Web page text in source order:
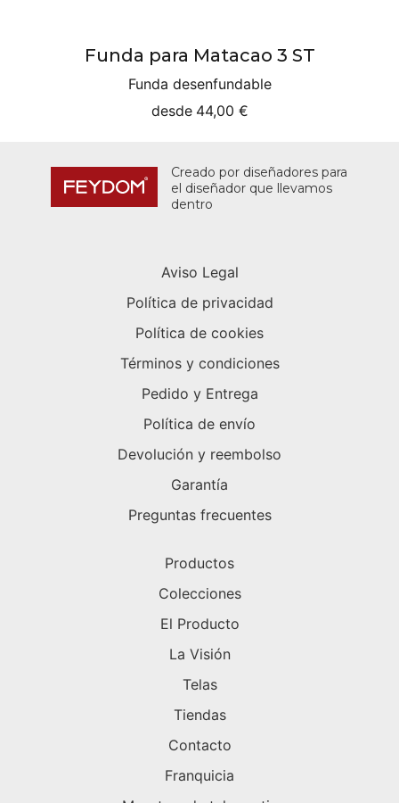
Funda para Matacao 3 ST
Funda desenfundable
desde 44,00 €
Creado por diseñadores para
el diseñador que llevamos
dentro
Aviso Legal
Política de privacidad
Política de cookies
Términos y condiciones
Pedido y Entrega
Política de envío
Devolución y reembolso
Garantía
Preguntas frecuentes
Productos
Colecciones
El Producto
La Visión
Telas
Tiendas
Contacto
Franquicia